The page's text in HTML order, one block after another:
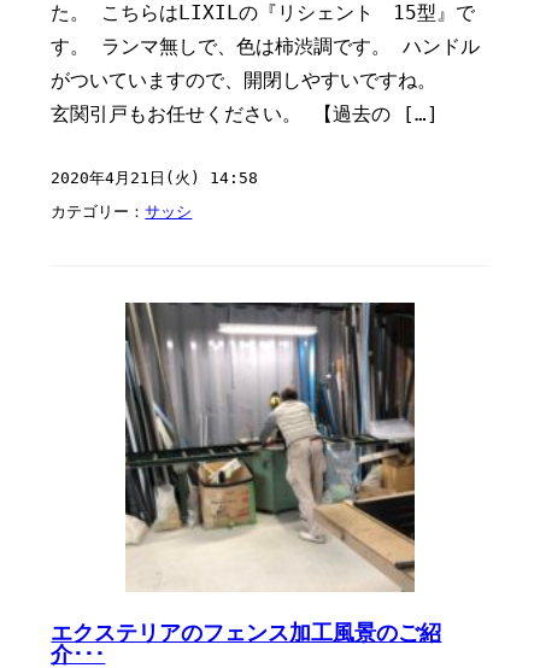
た。 こちらはLIXILの『リシェント 15型』で
す。 ランマ無しで、色は柿渋調です。 ハンドル
がついていますので、開閉しやすいですね。
玄関引戸もお任せください。 【過去の […]
2020年4月21日(火) 14:58
カテゴリー：サッシ
エクステリアのフェンス加工風景のご紹
介･･･